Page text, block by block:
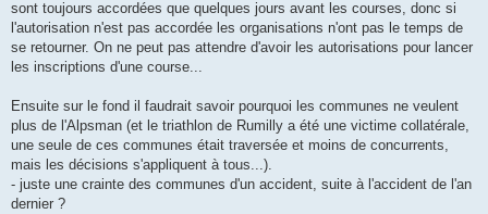
a
g
n
o
u
sont toujours accordées que quelques jours avant les courses, donc si
l'autorisation n'est pas accordée les organisations n'ont pas le temps de
se retourner. On ne peut pas attendre d'avoir les autorisations pour lancer
les inscriptions d'une course...
Ensuite sur le fond il faudrait savoir pourquoi les communes ne veulent
plus de l'Alpsman (et le triathlon de Rumilly a été une victime collatérale,
une seule de ces communes était traversée et moins de concurrents,
mais les décisions s'appliquent à tous...).
- juste une crainte des communes d'un accident, suite à l'accident de l'an
dernier ?